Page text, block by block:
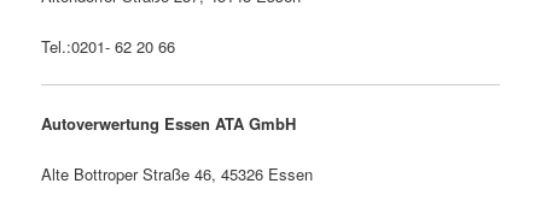
Tel.:0201- 62 20 66
Autoverwertung Essen ATA GmbH
Alte Bottroper Straße 46, 45326 Essen